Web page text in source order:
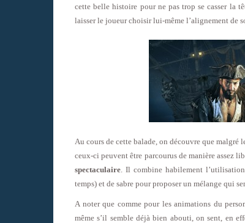
cette belle histoire pour ne pas trop se casser la
laisser le joueur choisir lui-même l’alignement de
Au cours de cette balade, on découvre que
ceux-ci peuvent être parcourus de manière assez
spectaculaire . Il combine habilement
temps) et de sabre pour proposer un mélange qui
A noter que comme pour les animations du
même s’il semble déjà bien abouti, on sent, en